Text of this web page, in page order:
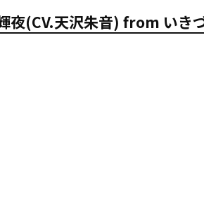
夜(CV.天沢朱音) from いき